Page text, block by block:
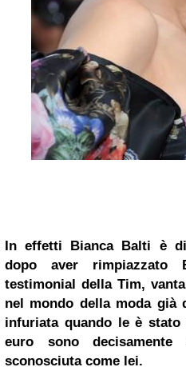
In effetti Bianca Balti è
dopo aver rimpiazzato
testimonial della Tim,
nel mondo della moda
infuriata quando le è
euro sono
sconosciuta come lei.